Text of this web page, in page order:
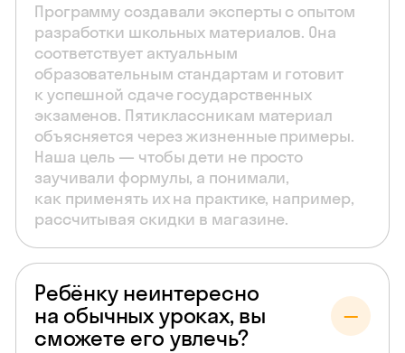
Программу создавали эксперты с опытом
разработки школьных материалов. Она
соответствует актуальным
образовательным стандартам и готовит
к успешной сдаче государственных
экзаменов. Пятиклассникам материал
объясняется через жизненные примеры.
Наша цель — чтобы дети не просто
заучивали формулы, а понимали,
как применять их на практике, например,
рассчитывая скидки в магазине.
Ребёнку неинтересно
на обычных уроках, вы
сможете его увлечь?